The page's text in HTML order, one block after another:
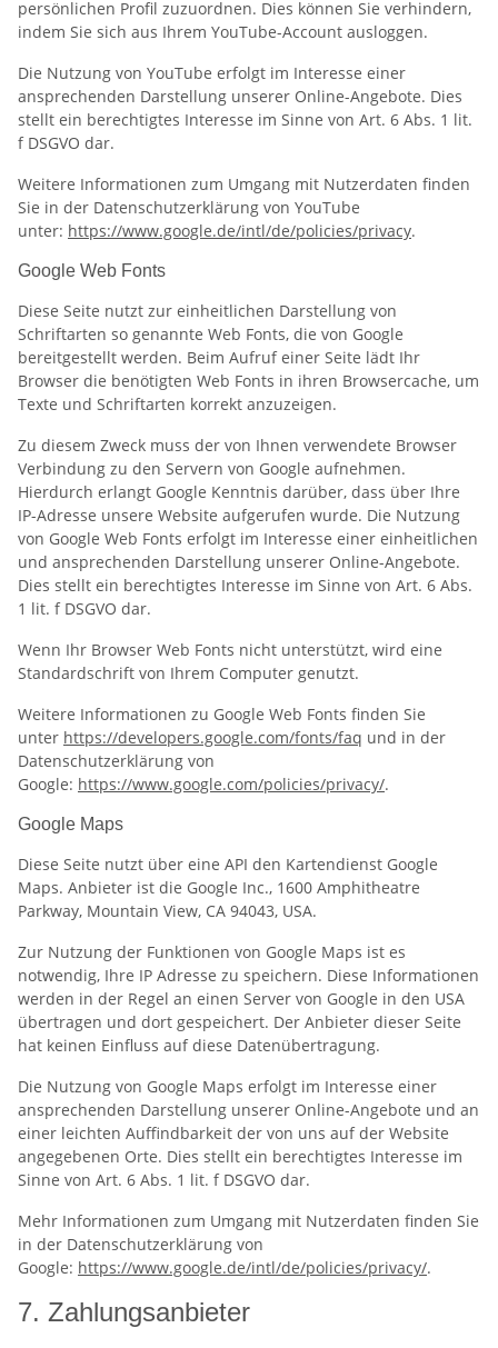
persönlichen Profil zuzuordnen. Dies können Sie verhindern,
indem Sie sich aus Ihrem YouTube-Account ausloggen.
Die Nutzung von YouTube erfolgt im Interesse einer
ansprechenden Darstellung unserer Online-Angebote. Dies
stellt ein berechtigtes Interesse im Sinne von Art. 6 Abs. 1 lit.
f DSGVO dar.
Weitere Informationen zum Umgang mit Nutzerdaten finden
Sie in der Datenschutzerklärung von YouTube
unter: https://www.google.de/intl/de/policies/privacy.
Google Web Fonts
Diese Seite nutzt zur einheitlichen Darstellung von
Schriftarten so genannte Web Fonts, die von Google
bereitgestellt werden. Beim Aufruf einer Seite lädt Ihr
Browser die benötigten Web Fonts in ihren Browsercache, um
Texte und Schriftarten korrekt anzuzeigen.
Zu diesem Zweck muss der von Ihnen verwendete Browser
Verbindung zu den Servern von Google aufnehmen.
Hierdurch erlangt Google Kenntnis darüber, dass über Ihre
IP-Adresse unsere Website aufgerufen wurde. Die Nutzung
von Google Web Fonts erfolgt im Interesse einer einheitlichen
und ansprechenden Darstellung unserer Online-Angebote.
Dies stellt ein berechtigtes Interesse im Sinne von Art. 6 Abs.
1 lit. f DSGVO dar.
Wenn Ihr Browser Web Fonts nicht unterstützt, wird eine
Standardschrift von Ihrem Computer genutzt.
Weitere Informationen zu Google Web Fonts finden Sie
unter https://developers.google.com/fonts/faq und in der
Datenschutzerklärung von
Google: https://www.google.com/policies/privacy/.
Google Maps
Diese Seite nutzt über eine API den Kartendienst Google
Maps. Anbieter ist die Google Inc., 1600 Amphitheatre
Parkway, Mountain View, CA 94043, USA.
Zur Nutzung der Funktionen von Google Maps ist es
notwendig, Ihre IP Adresse zu speichern. Diese Informationen
werden in der Regel an einen Server von Google in den USA
übertragen und dort gespeichert. Der Anbieter dieser Seite
hat keinen Einfluss auf diese Datenübertragung.
Die Nutzung von Google Maps erfolgt im Interesse einer
ansprechenden Darstellung unserer Online-Angebote und an
einer leichten Auffindbarkeit der von uns auf der Website
angegebenen Orte. Dies stellt ein berechtigtes Interesse im
Sinne von Art. 6 Abs. 1 lit. f DSGVO dar.
Mehr Informationen zum Umgang mit Nutzerdaten finden Sie
in der Datenschutzerklärung von
Google: https://www.google.de/intl/de/policies/privacy/.
7. Zahlungsanbieter